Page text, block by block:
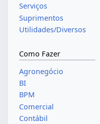
Serviços
Suprimentos
Utilidades/Diversos
Como Fazer
Agronegócio
BI
BPM
Comercial
Contábil